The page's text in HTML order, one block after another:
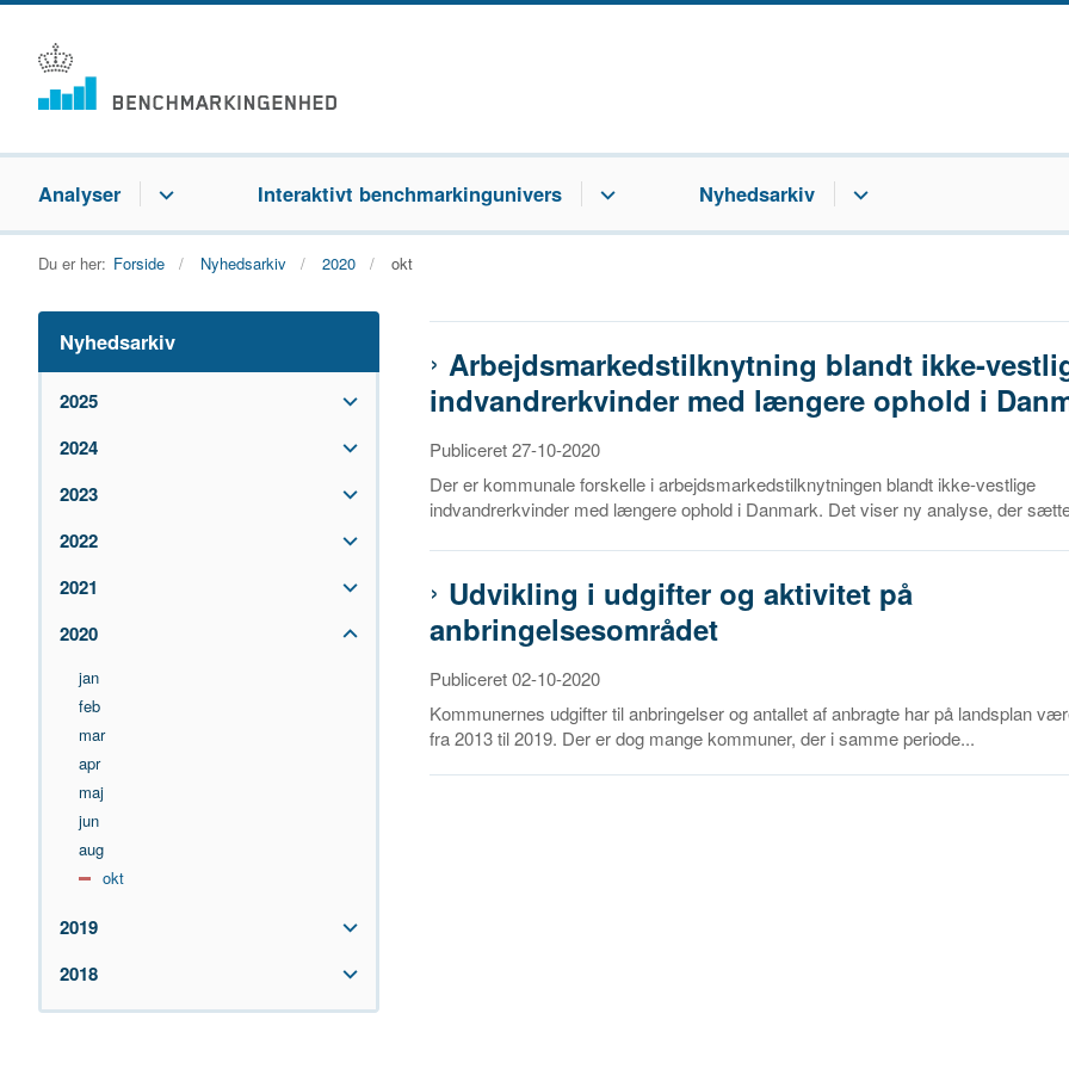
Analyser Interaktivt benchmarkingunivers Nyhedsarkiv
Du er her: Forside Nyhedsarkiv 2020 okt
Nyhedsarkiv
2025
2024
2023
2022
2021
2020
jan
feb
mar
apr
maj
jun
aug
okt
2019
2018
Arbejdsmarkedstilknytning blandt ikke-
indvandrerkvinder med længere ophold i
Publiceret 27-10-2020
Der er kommunale forskelle i arbejdsmarkedstilknytningen blandt ikke-vestlige
indvandrerkvinder med længere ophold i Danmark. Det viser ny analyse, der
Udvikling i udgifter og aktivitet på
anbringelsesområdet
Publiceret 02-10-2020
Kommunernes udgifter til anbringelser og antallet af anbragte har på landsplan
fra 2013 til 2019. Der er dog mange kommuner, der i samme periode...